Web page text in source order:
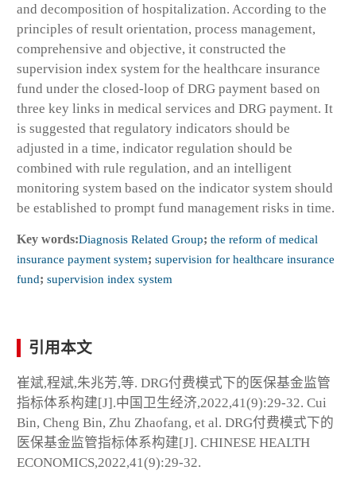
and decomposition of hospitalization. According to the
principles of result orientation, process management,
comprehensive and objective, it constructed the
supervision index system for the healthcare insurance
fund under the closed-loop of DRG payment based on
three key links in medical services and DRG payment. It
is suggested that regulatory indicators should be
adjusted in a time, indicator regulation should be
combined with rule regulation, and an intelligent
monitoring system based on the indicator system should
be established to prompt fund management risks in time.
Key words:Diagnosis Related Group; the reform of medical
insurance payment system; supervision for healthcare insurance
fund; supervision index system
引用本文
崔斌,程斌,朱兆芳,等. DRG付费模式下的医保基金监管
指标体系构建[J].中国卫生经济,2022,41(9):29-32. Cui
Bin, Cheng Bin, Zhu Zhaofang, et al. DRG付费模式下的
医保基金监管指标体系构建[J]. CHINESE HEALTH
ECONOMICS,2022,41(9):29-32.